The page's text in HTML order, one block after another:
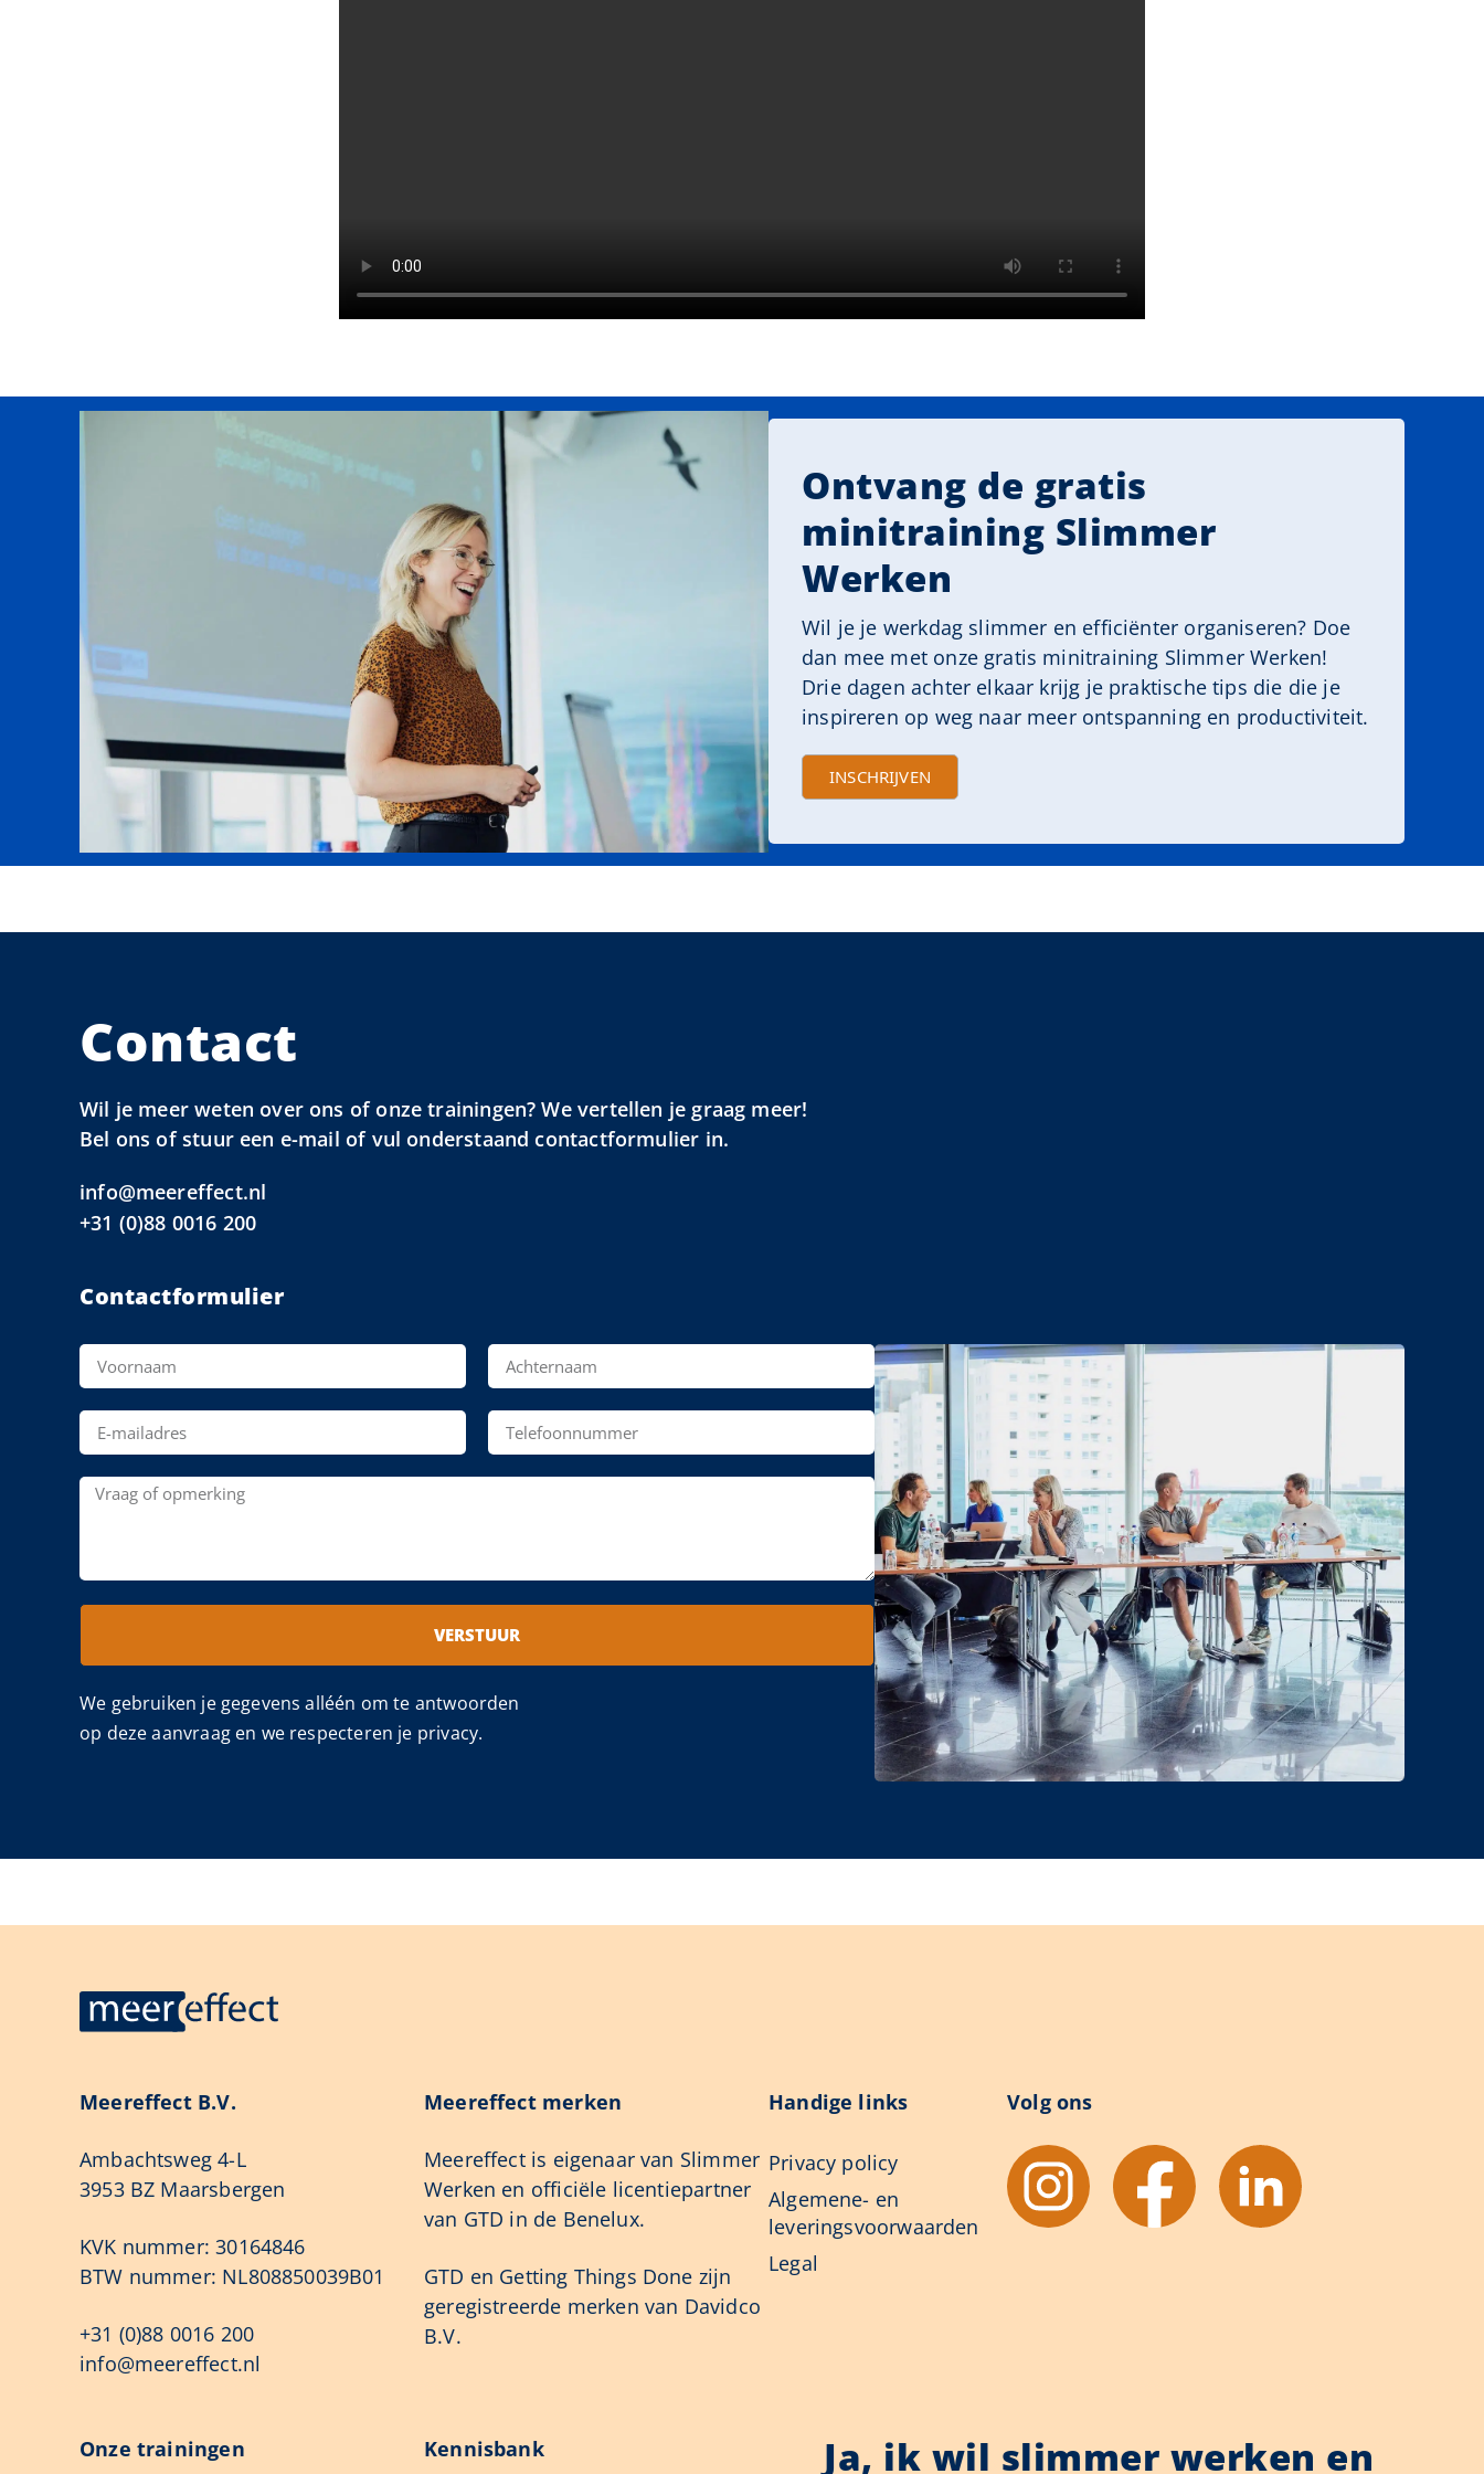
Ontvang de gratis
minitraining Slimmer
Werken
Wil je je werkdag slimmer en efficiënter organiseren? Doe
dan mee met onze gratis minitraining Slimmer Werken!
Drie dagen achter elkaar krijg je praktische tips die die je
inspireren op weg naar meer ontspanning en productiviteit.
INSCHRIJVEN
Contact
Wil je meer weten over ons of onze trainingen? We vertellen je graag meer!
Bel ons of stuur een e-mail of vul onderstaand contactformulier in.
info@meereffect.nl
+31 (0)88 0016 200
Contactformulier
VERSTUUR
We gebruiken je gegevens alléén om te antwoorden
op deze aanvraag en we respecteren je privacy.
Meereffect B.V.
Ambachtsweg 4-L
3953 BZ Maarsbergen
KVK nummer: 30164846
BTW nummer: NL808850039B01
+31 (0)88 0016 200
info@meereffect.nl
Meereffect merken
Meereffect is eigenaar van Slimmer
Werken en officiële licentiepartner
van GTD in de Benelux.
GTD en Getting Things Done zijn
geregistreerde merken van Davidco
B.V.
Handige links
Privacy policy
Algemene- en
leveringsvoorwaarden
Legal
Volg ons
Onze trainingen Kennisbank Ja, ik wil slimmer werken en